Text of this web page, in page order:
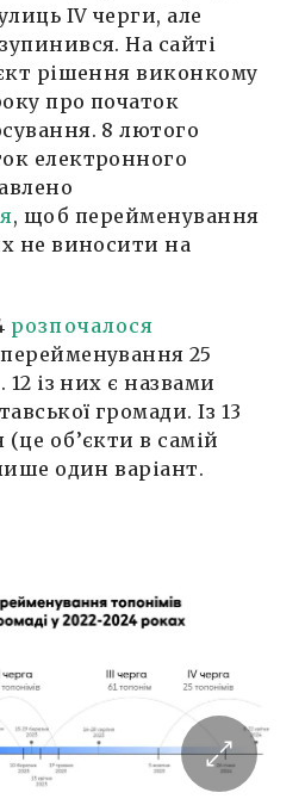
ІV черги, але
На сайті
рішення виконкому
про початок
8 лютого
електронного
, щоб перейменування
не виносити на
розпочалося
25
12 із них є назвами
громади. Із 13
об’єкти в самій
один варіант.